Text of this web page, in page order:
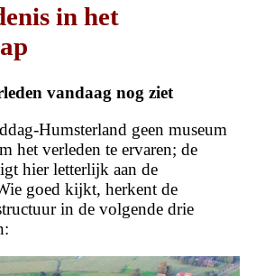
in het
vandaag nog ziet
Humsterland geen museum
het verleden te ervaren; de
hier letterlijk aan de
goed kijkt, herkent de
in de volgende drie